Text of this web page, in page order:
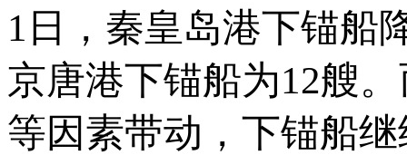
1日，秦皇岛港下锚船
京唐港下锚船为12艘
等因素带动，下锚船